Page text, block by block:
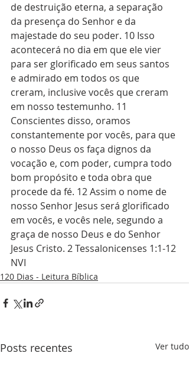
de destruição eterna, a separação
da presença do Senhor e da
majestade do seu poder. 10 Isso
acontecerá no dia em que ele vier
para ser glorificado em seus santos
e admirado em todos os que
creram, inclusive vocês que creram
em nosso testemunho. 11
Conscientes disso, oramos
constantemente por vocês, para que
o nosso Deus os faça dignos da
vocação e, com poder, cumpra todo
bom propósito e toda obra que
procede da fé. 12 Assim o nome de
nosso Senhor Jesus será glorificado
em vocês, e vocês nele, segundo a
graça de nosso Deus e do Senhor
Jesus Cristo. 2 Tessalonicenses 1:1-12
NVI
120 Dias - Leitura Bíblica
Posts recentes Ver tudo